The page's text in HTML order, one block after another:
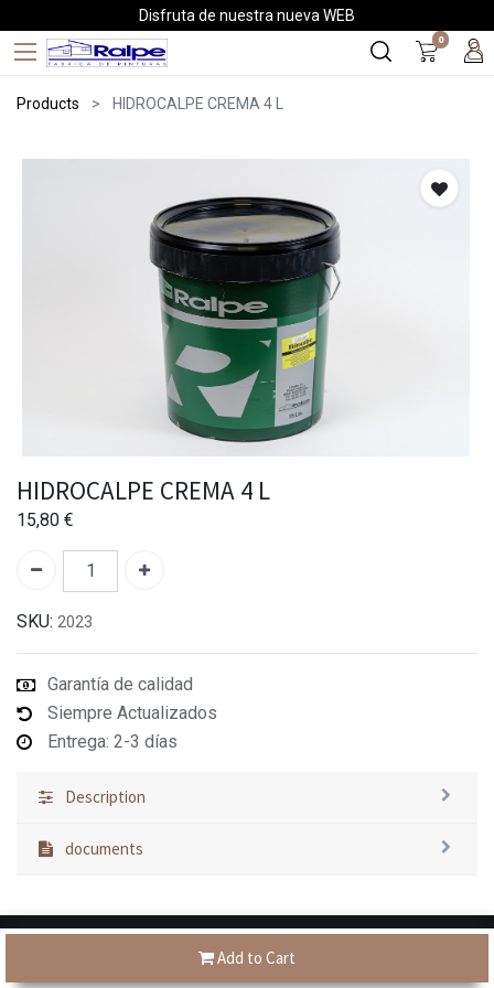
Disfruta de nuestra nueva WEB
0
Products HIDROCALPE CREMA 4 L
Add to Cart
HIDROCALPE CREMA 4 L
15,80 €
SKU: 2023
Garantía de calidad
Siempre Actualizados
Entrega: 2-3 días
Description
documents
Tienes dudas?